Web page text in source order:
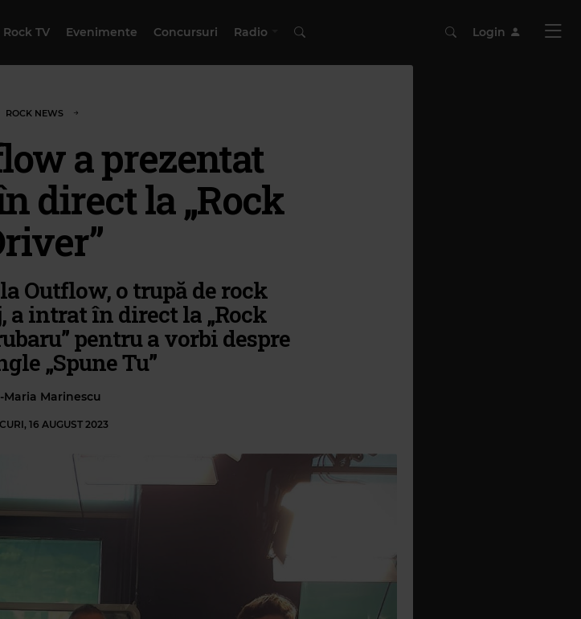
Rock TV Evenimente Concursuri Radio Login
ROCK NEWS
a prezentat
direct la „Rock
Outflow, o trupă de rock
intrat în direct la „Rock
pentru a vorbi despre
„Spune Tu”
Maria Marinescu
16 AUGUST 2023